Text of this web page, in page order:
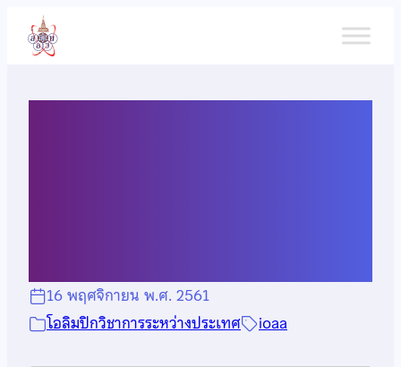
เนื้อหา
16 พฤศจิกายน พ.ศ. 2561
โอลิมปิกวิชาการระหว่างประเทศ
ioaa